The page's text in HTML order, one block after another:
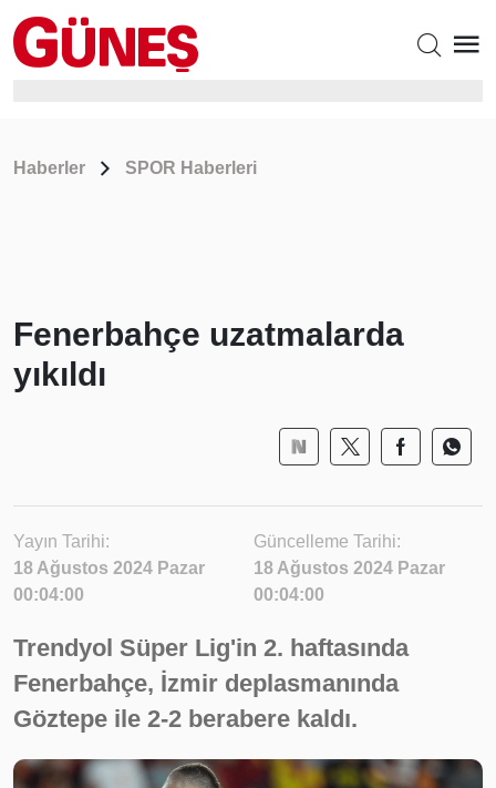
Haberler SPOR Haberleri
Fenerbahçe uzatmalarda
yıkıldı
Yayın Tarihi:
18 Ağustos 2024 Pazar
00:04:00
Güncelleme Tarihi:
18 Ağustos 2024 Pazar
00:04:00
Trendyol Süper Lig'in 2. haftasında
Fenerbahçe, İzmir deplasmanında
Göztepe ile 2-2 berabere kaldı.